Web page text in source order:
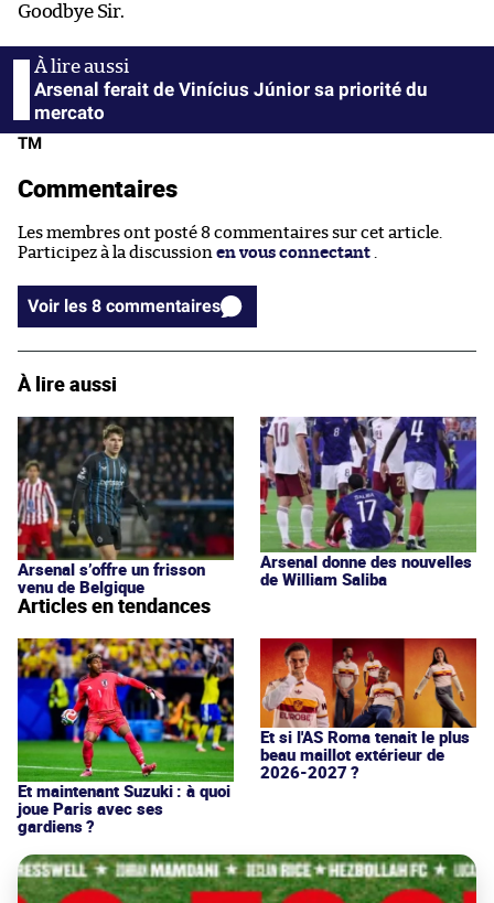
Goodbye Sir.
Arsenal ferait de Vinícius Júnior sa priorité du
mercato
TM
Commentaires
Les membres ont posté 8 commentaires sur cet article.
Participez à la discussion en vous connectant
Voir les 8 commentaires
À lire aussi
Arsenal s’offre un frisson
venu de Belgique
Arsenal donne des nouvelles
de William Saliba
Articles en tendances
Et maintenant Suzuki : à quoi
joue Paris avec ses
gardiens ?
Et si l'AS Roma tenait le plus
beau maillot extérieur de
2026-2027 ?